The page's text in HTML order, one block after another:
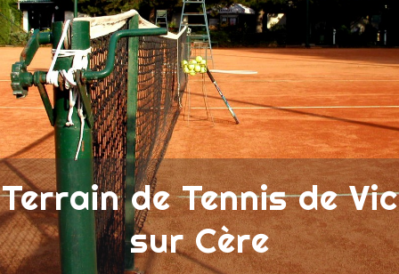
Terrain de Tennis de Vic
sur Cère